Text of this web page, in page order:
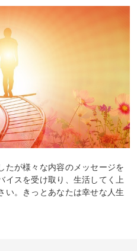
たが様々な内容のメッセージを
イスを受け取り、生活してく上
い。きっとあなたは幸せな人生